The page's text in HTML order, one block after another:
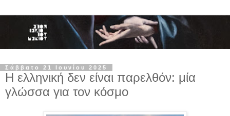
Σάββατο 21 Ιουνίου 2025
Η ελληνική δεν είναι παρελθόν: μία
γλώσσα για τον κόσμο